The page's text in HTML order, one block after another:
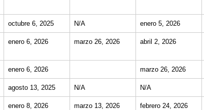
octubre 6, 2025 N/A enero 5, 2026
enero 6, 2026 marzo 26, 2026 abril 2, 2026
enero 6, 2026 marzo 26, 2026
agosto 13, 2025 N/A N/A
enero 8, 2026 marzo 13, 2026 febrero 24, 2026